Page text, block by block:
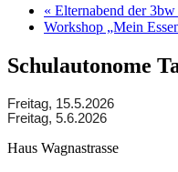
« Elternabend der
Workshop „Mein
Schulautonome
Freitag, 15.5.2026
Freitag, 5.6.2026
Haus Wagnastrasse